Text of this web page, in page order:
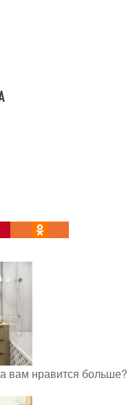
вам нравится больше?